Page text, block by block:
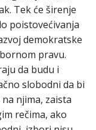
Tek će širenje
poistovećivanja
demokratske
pravu.
da budu i
slobodni da bi
njima, zaista
rečima, ako